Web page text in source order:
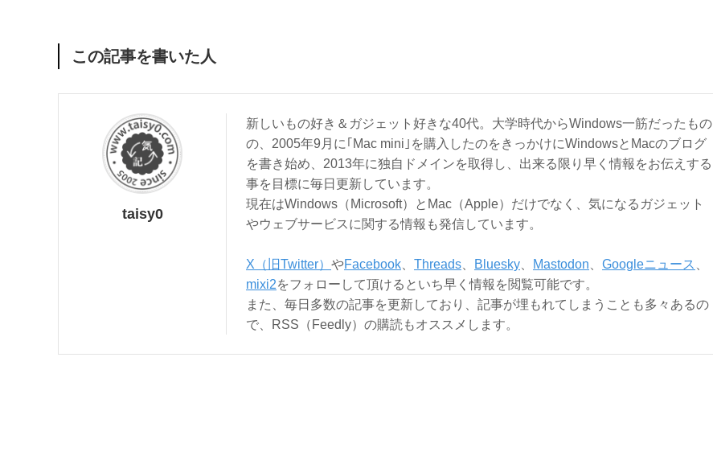
この記事を書いた人
taisy0
新しいもの好き＆ガジェット好きな40代。大学時代からWindows一筋だったもの
の、2005年9月に｢Mac mini｣を購入したのをきっかけにWindowsとMacのブログ
を書き始め、2013年に独自ドメインを取得し、出来る限り早く情報をお伝えする
事を目標に毎日更新しています。
現在はWindows（Microsoft）とMac（Apple）だけでなく、気になるガジェット
やウェブサービスに関する情報も発信しています。
X（旧Twitter） やFacebook、 Threads、 Bluesky、 Mastodon、 Googleニュース 、
mixi2をフォローして頂けるといち早く情報を閲覧可能です。
また、毎日多数の記事を更新しており、記事が埋もれてしまうことも多々あるの
で、RSS（Feedly）の購読もオススメします。